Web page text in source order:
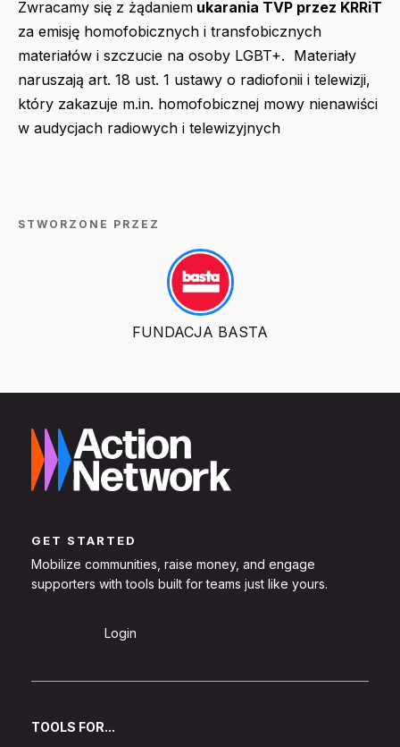
Zwracamy się z żądaniem ukarania TVP przez KRRiT
za emisję homofobicznych i transfobicznych
materiałów i szczucie na osoby LGBT+. Materiały
naruszają art. 18 ust. 1 ustawy o radiofonii i telewizji,
który zakazuje m.in. homofobicznej mowy nienawiści
w audycjach radiowych i telewizyjnych
STWORZONE PRZEZ
FUNDACJA BASTA
GET STARTED
Mobilize communities, raise money, and engage
supporters with tools built for teams just like yours.
Login
TOOLS FOR...